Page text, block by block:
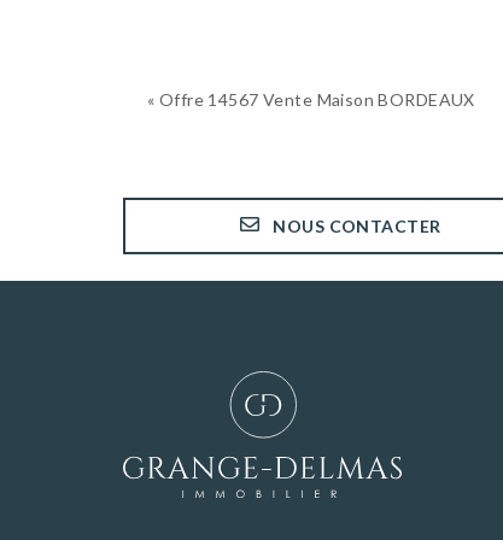
« Offre 14567 Vente Maison BORDEAUX
NOUS CONTACTER